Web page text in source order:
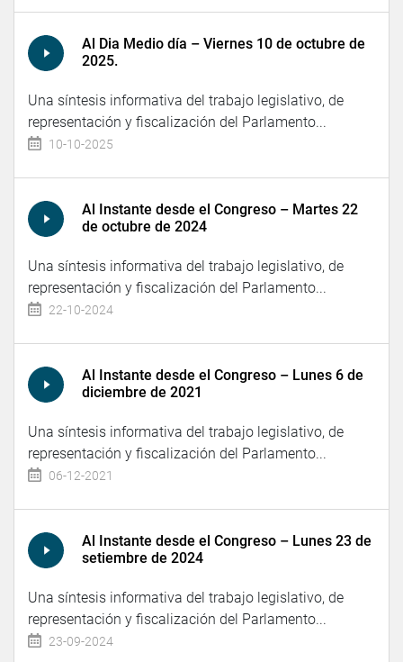
Al Dia Medio día – Viernes 10 de octubre de
2025.
Una síntesis informativa del trabajo legislativo, de
representación y fiscalización del Parlamento...
10-10-2025
Al Instante desde el Congreso – Martes 22
de octubre de 2024
Una síntesis informativa del trabajo legislativo, de
representación y fiscalización del Parlamento...
22-10-2024
Al Instante desde el Congreso – Lunes 6 de
diciembre de 2021
Una síntesis informativa del trabajo legislativo, de
representación y fiscalización del Parlamento...
06-12-2021
Al Instante desde el Congreso – Lunes 23 de
setiembre de 2024
Una síntesis informativa del trabajo legislativo, de
representación y fiscalización del Parlamento...
23-09-2024